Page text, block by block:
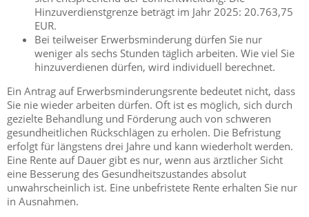
Hinzuverdienstgrenze beträgt im Jahr 2025: 20.763,75
EUR.
Bei teilweiser Erwerbsminderung dürfen Sie nur
weniger als sechs Stunden täglich arbeiten. Wie viel Sie
hinzuverdienen dürfen, wird individuell berechnet.
Ein Antrag auf Erwerbsminderungsrente bedeutet nicht, dass
Sie nie wieder arbeiten dürfen. Oft ist es möglich, sich durch
gezielte Behandlung und Förderung auch von schweren
gesundheitlichen Rückschlägen zu erholen. Die Befristung
erfolgt für längstens drei Jahre und kann wiederholt werden.
Eine Rente auf Dauer gibt es nur, wenn aus ärztlicher Sicht
eine Besserung des Gesundheitszustandes absolut
unwahrscheinlich ist. Eine unbefristete Rente erhalten Sie nur
in Ausnahmen.